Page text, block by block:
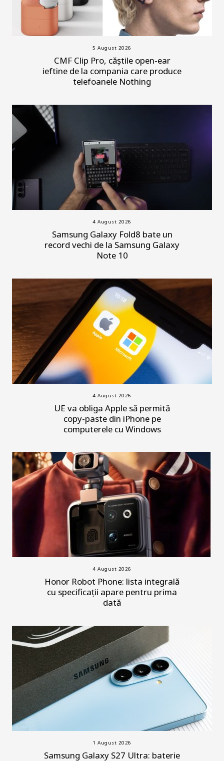
5 August 2026
CMF Clip Pro, căștile open-ear
ieftine de la compania care produce
telefoanele Nothing
4 August 2026
Samsung Galaxy Fold8 bate un
record vechi de la Samsung Galaxy
Note 10
4 August 2026
UE va obliga Apple să permită
copy-paste din iPhone pe
computerele cu Windows
4 August 2026
Honor Robot Phone: lista integrală
cu specificații apare pentru prima
dată
1 August 2026
Samsung Galaxy S27 Ultra: baterie